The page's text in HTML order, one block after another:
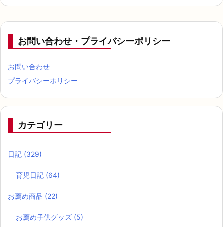
お問い合わせ・プライバシーポリシー
お問い合わせ
プライバシーポリシー
カテゴリー
日記 (329)
育児日記 (64)
お薦め商品 (22)
お薦め子供グッズ (5)